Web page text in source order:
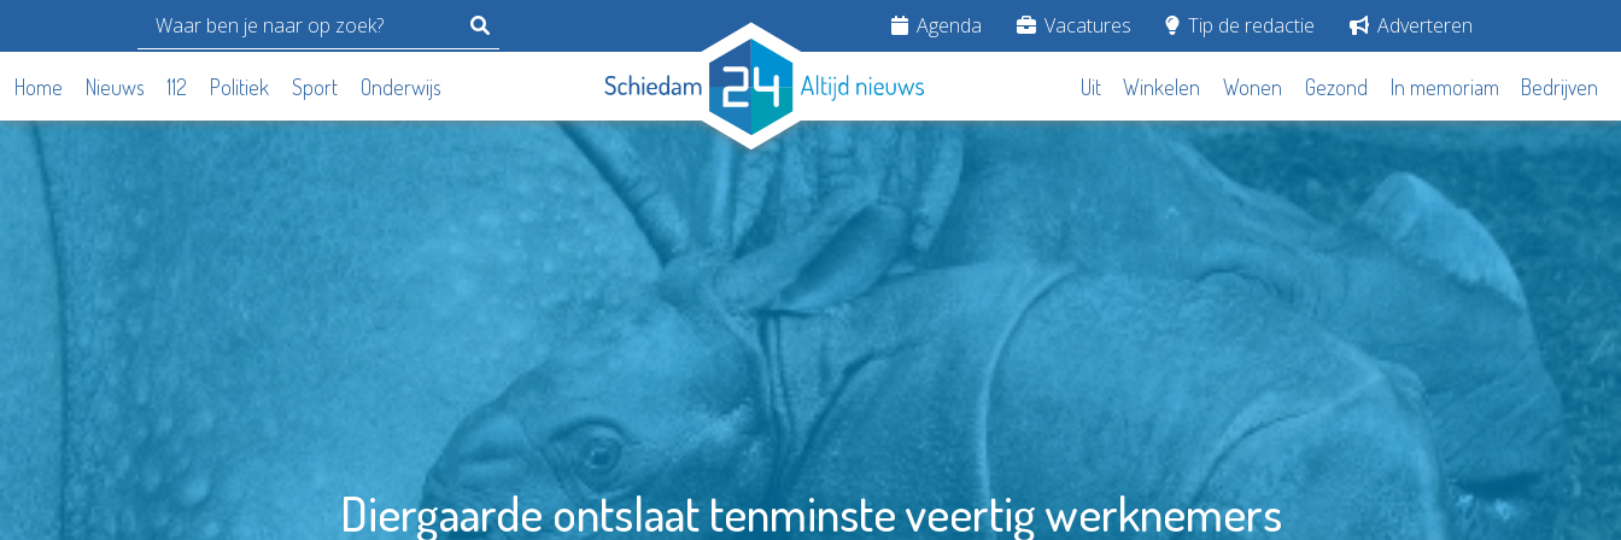
Agenda Vacatures Tip de redactie Adverteren
Home Nieuws 112 Politiek Sport Onderwijs Uit Winkelen Wonen Gezond In memoriam Bedrijven
Diergaarde ontslaat tenminste veertig werknemers